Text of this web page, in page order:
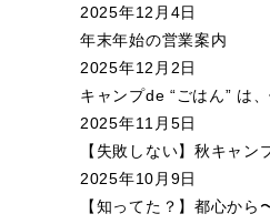
2025年12月4日
年末年始の営業案内
2025年12月2日
キャンプde “ごはん” は
2025年11月5日
【失敗しない】秋キャ
2025年10月9日
【知ってた？】都心か